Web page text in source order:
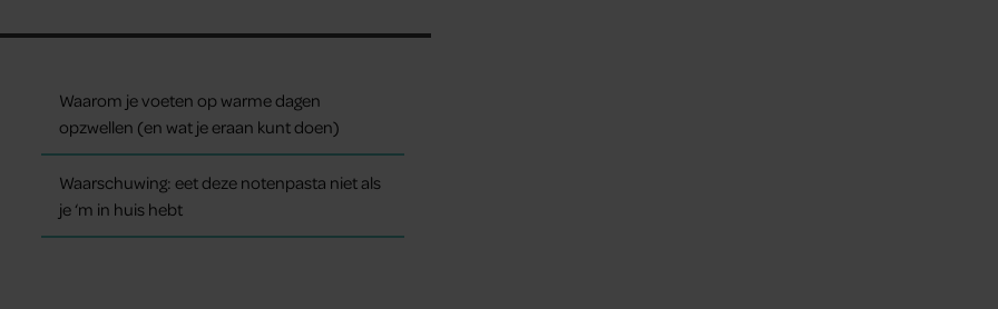
Waarom je voeten op warme dagen
opzwellen (en wat je eraan kunt doen)
Waarschuwing: eet deze notenpasta niet als
je ‘m in huis hebt